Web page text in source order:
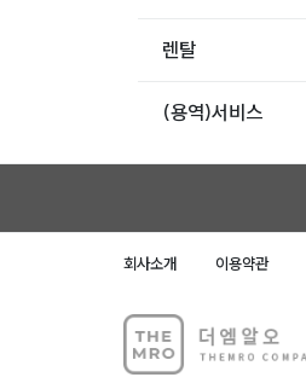
렌탈
(용역)서비스
회사소개 이용약관